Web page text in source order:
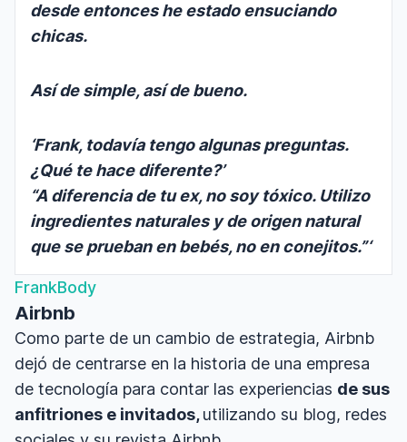
desde entonces he estado ensuciando
chicas.
Así de simple, así de bueno.
‘Frank, todavía tengo algunas preguntas.
¿Qué te hace diferente?’
“A diferencia de tu ex, no soy tóxico. Utilizo
ingredientes naturales y de origen natural
que se prueban en bebés, no en conejitos.”‘
FrankBody
Airbnb
Como parte de un cambio de estrategia, Airbnb
dejó de centrarse en la historia de una empresa
de tecnología para contar las experiencias de sus
anfitriones e invitados,utilizando su blog, redes